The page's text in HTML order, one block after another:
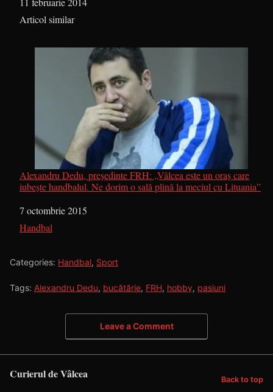
În legătură cu
Articol similar
Alexandru Dedu, președinte FRH: „Vâlcea este un oraș care
iubește handbalul. Ne dorim o sală plină la meciul cu Lituania”
Dată
7 octombrie 2015
În legătură cu
Handbal
Categories: Handbal, Sport
Tags: Alexandru Dedu, bucătărie, FRH, hobby, pasiuni
Leave a Comment
Curierul de Vâlcea Back to top